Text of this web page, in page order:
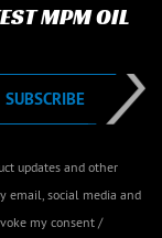
MPM OIL
SUBSCRIBE
updates and other
email, social media and
my consent /